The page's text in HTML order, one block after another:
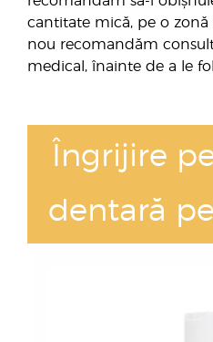
cantitate mică, pe o
nou recomandăm
medical, înainte de a le
Îngrijire
dentară